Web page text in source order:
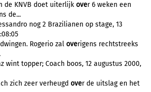
de KNVB doet uiterlijk over 6 weken een
de...
nog 2 Brazilianen op stage, 13
Rogerio zal overigens rechtstreeks
wint topper; Coach boos, 12 augustus 2000,
zich zeer verheugd over de uitslag en het